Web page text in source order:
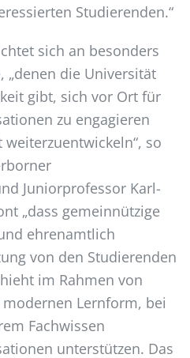
Studierenden.“
sich an besonders
„denen die Universität
gibt, sich vor Ort für
zu engagieren
so
Juniorprofessor Karl-
„dass gemeinnützige
ehrenamtlich
von den Studierenden
im Rahmen von
Lernform, bei
Fachwissen
unterstützen. Das